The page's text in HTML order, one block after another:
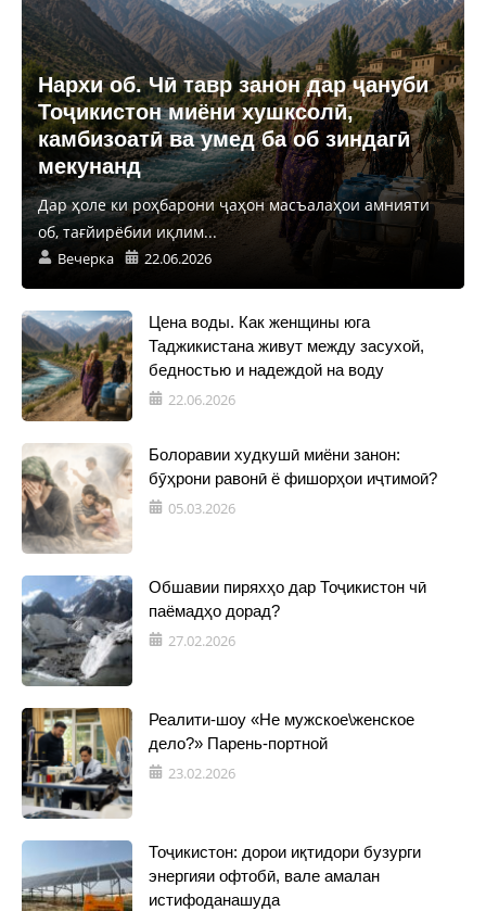
Нархи об. Чӣ тавр занон дар ҷануби
Тоҷикистон миёни хушксолӣ,
камбизоатӣ ва умед ба об зиндагӣ
мекунанд
Дар ҳоле ки роҳбарони ҷаҳон масъалаҳои амнияти
об, тағйирёбии иқлим...
Вечерка 22.06.2026
Цена воды. Как женщины юга
Таджикистана живут между засухой,
бедностью и надеждой на воду
22.06.2026
Болоравии худкушӣ миёни занон:
бӯҳрони равонӣ ё фишорҳои иҷтимоӣ?
05.03.2026
Обшавии пиряхҳо дар Тоҷикистон чӣ
паёмадҳо дорад?
27.02.2026
Реалити-шоу «Не мужское\женское
дело?» Парень-портной
23.02.2026
Тоҷикистон: дорои иқтидори бузурги
энергияи офтобӣ, вале амалан
истифоданашуда